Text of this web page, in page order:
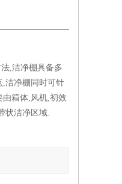
,洁净棚具备多
,洁净棚同时可针
箱体,风机,初效
状洁净区域.